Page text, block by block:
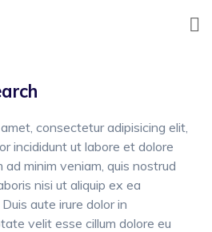
consectetur adipisicing elit,
incididunt ut labore et dolore
ad minim veniam, quis nostrud
nisi ut aliquip ex ea
aute irure dolor in
velit esse cillum dolore eu